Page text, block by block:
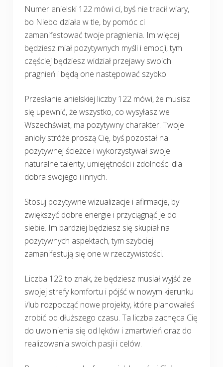
Numer anielski 122 mówi ci, byś nie tracił wiary,
bo Niebo działa w tle, by pomóc ci
zamanifestować twoje pragnienia. Im więcej
będziesz miał pozytywnych myśli i emocji, tym
częściej będziesz widział przejawy swoich
pragnień i będą one następować szybko.
Przesłanie anielskiej liczby 122 mówi, że musisz
się upewnić, że wszystko, co wysyłasz we
Wszechświat, ma pozytywny charakter. Twoje
anioły stróże proszą Cię, byś pozostał na
pozytywnej ścieżce i wykorzystywał swoje
naturalne talenty, umiejętności i zdolności dla
dobra swojego i innych.
Stosuj pozytywne wizualizacje i afirmacje, by
zwiększyć dobre energie i przyciągnąć je do
siebie. Im bardziej będziesz się skupiał na
pozytywnych aspektach, tym szybciej
zamanifestują się one w rzeczywistości.
Liczba 122 to znak, że będziesz musiał wyjść ze
swojej strefy komfortu i pójść w nowym kierunku
i/lub rozpocząć nowe projekty, które planowałeś
zrobić od dłuższego czasu. Ta liczba zachęca Cię
do uwolnienia się od lęków i zmartwień oraz do
realizowania swoich pasji i celów.